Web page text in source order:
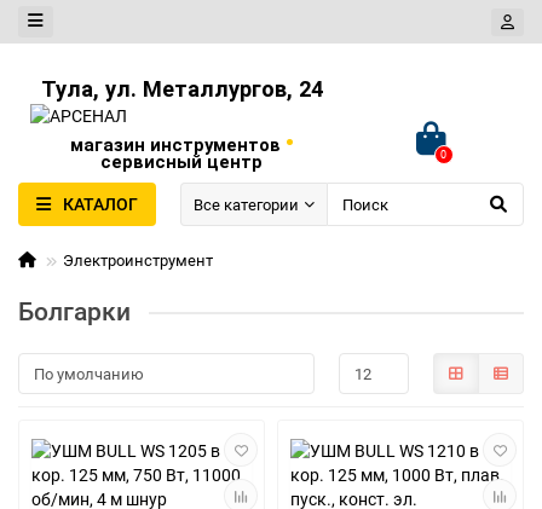
Тула, ул. Металлургов, 24
магазин инструментов •
сервисный центр 0
КАТАЛОГ Все категории
Электроинструмент
Болгарки